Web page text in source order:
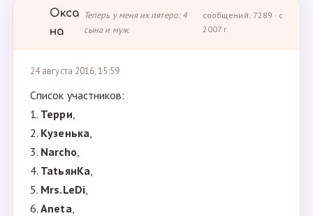
Окса
на
Теперь у меня их пятеро: 4
сына и муж.
сообщений: 7289 · с
2007 г.
24 августа 2016, 15:59
Список участников:
1. Терри,
2. Кузенька,
3. Narcho,
4. TatьянKa,
5. Mrs.LeDi,
6.Aneta,